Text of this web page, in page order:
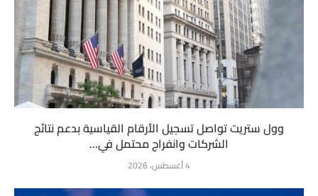
وول ستريت تواصل تسجيل الأرقام القياسية بدعم نتائج
الشركات وانفراج محتمل في...
4 أغسطس، 2026